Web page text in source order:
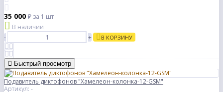
35 000 ₽ за 1 шт
В наличии
-
+ В КОРЗИНУ
Быстрый просмотр
Подавитель диктофонов "Хамелеон-колонка-12-GSM"
Артикул: -